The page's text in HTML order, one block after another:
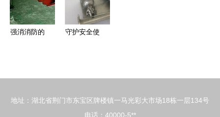
强消消防的
守护安全使
地址：湖北省荆门市东宝区牌楼镇一马光彩大市场18栋一层134号
电话：40000-5**